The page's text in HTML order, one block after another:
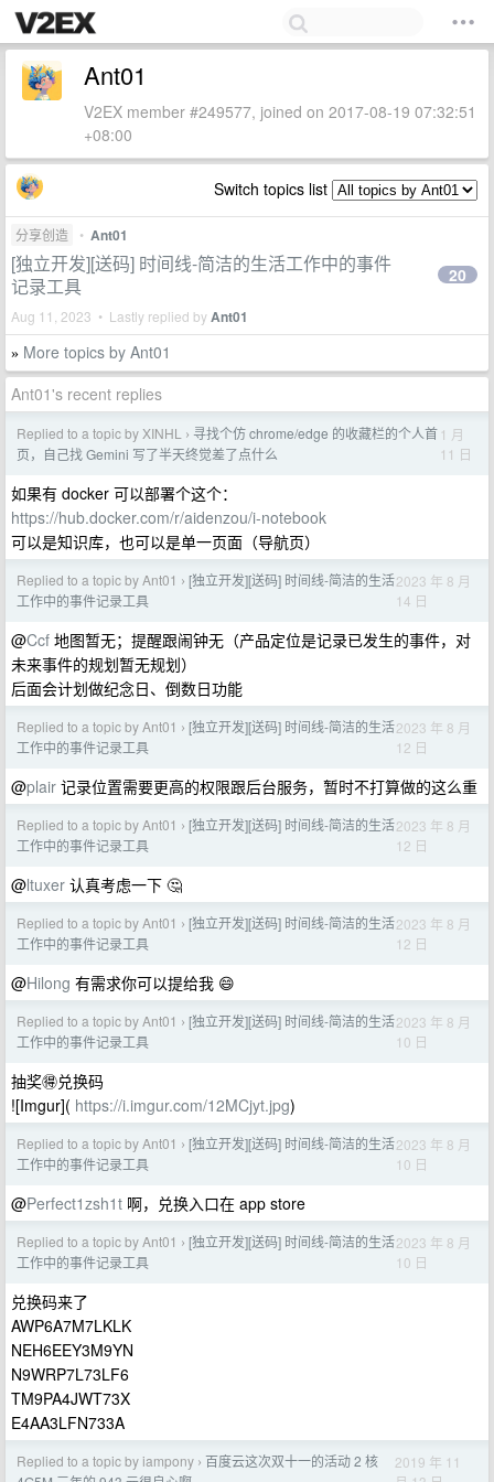
Ant01
V2EX member #249577, joined on 2017-08-19 07:32:51
+08:00
Switch topics list
分享创造 • Ant01
[独立开发][送码] 时间线-简洁的生活工作中的事件
记录工具
Aug 11, 2023 • Lastly replied byAnt01
20
» More topics by Ant01
Ant01's recent replies
Replied to a topic by XINHL › 寻找个仿 chrome/edge 的收藏栏的个人首
页，自己找 Gemini 写了半天终觉差了点什么
1 月
11 日
如果有 docker 可以部署个这个：
https://hub.docker.com/r/aidenzou/i-notebook
可以是知识库，也可以是单一页面（导航页）
Replied to a topic by Ant01 › [独立开发][送码] 时间线-简洁的生活
工作中的事件记录工具
2023 年 8 月
14 日
@Ccf 地图暂无；提醒跟闹钟无（产品定位是记录已发生的事件，对
未来事件的规划暂无规划）
后面会计划做纪念日、倒数日功能
Replied to a topic by Ant01 › [独立开发][送码] 时间线-简洁的生活
工作中的事件记录工具
2023 年 8 月
12 日
@plair 记录位置需要更高的权限跟后台服务，暂时不打算做的这么重
Replied to a topic by Ant01 › [独立开发][送码] 时间线-简洁的生活
工作中的事件记录工具
2023 年 8 月
12 日
@ltuxer 认真考虑一下 🤔
Replied to a topic by Ant01 › [独立开发][送码] 时间线-简洁的生活
工作中的事件记录工具
2023 年 8 月
12 日
@Hilong 有需求你可以提给我 😄
Replied to a topic by Ant01 › [独立开发][送码] 时间线-简洁的生活
工作中的事件记录工具
2023 年 8 月
10 日
抽奖🉐兑换码
![Imgur]( https://i.imgur.com/12MCjyt.jpg)
Replied to a topic by Ant01 › [独立开发][送码] 时间线-简洁的生活
工作中的事件记录工具
2023 年 8 月
10 日
@Perfect1zsh1t 啊，兑换入口在 app store
Replied to a topic by Ant01 › [独立开发][送码] 时间线-简洁的生活
工作中的事件记录工具
2023 年 8 月
10 日
兑换码来了
AWP6A7M7LKLK
NEH6EEY3M9YN
N9WRP7L73LF6
TM9PA4JWT73X
E4AA3LFN733A
Replied to a topic by iampony › 百度云这次双十一的活动 2 核
2019 年 11